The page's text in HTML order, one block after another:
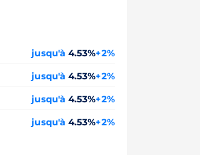
jusqu'à 4.53%+2%
jusqu'à 4.53%+2%
jusqu'à 4.53%+2%
jusqu'à 4.53%+2%